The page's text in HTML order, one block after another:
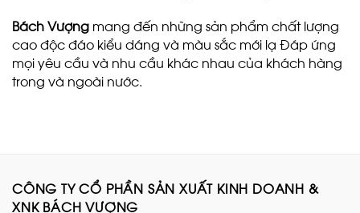
Bách Vượng mang đến những sản phẩm chất lượng
cao độc đáo kiểu dáng và màu sắc mới lạ Đáp ứng
mọi yêu cầu và nhu cầu khác nhau của khách hàng
trong và ngoài nước.
CÔNG TY CỔ PHẦN SẢN XUẤT KINH DOANH &
XNK BÁCH VƯỢNG